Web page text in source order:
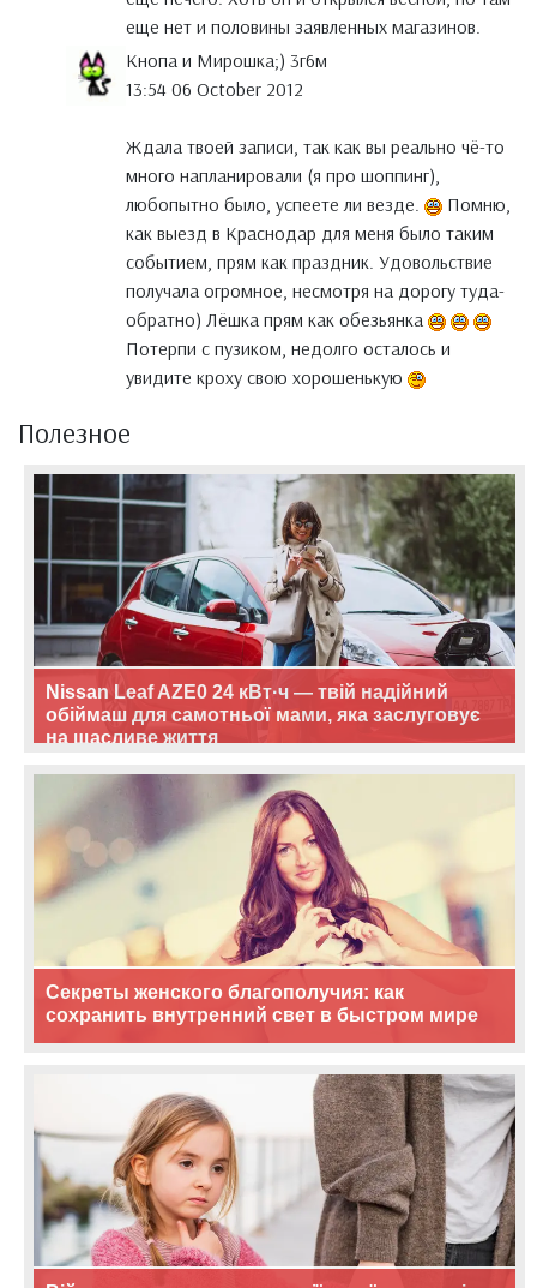
еще нет и половины заявленных магазинов.
Кнопа и Мирошка;) 3г6м
13:54 06 October 2012
Ждала твоей записи, так как вы реально чё-то
много напланировали (я про шоппинг),
любопытно было, успеете ли везде.
Помню,
как выезд в Краснодар для меня было таким
событием, прям как праздник. Удовольствие
получала огромное, несмотря на дорогу туда-
обратно) Лёшка прям как обезьянка
Потерпи с пузиком, недолго осталось и
увидите кроху свою хорошенькую
Полезное
Nissan Leaf AZE0 24 кВт·ч — твій надійний
обіймаш для самотньої мами, яка заслуговує
на щасливе життя
Секреты женского благополучия: как
сохранить внутренний свет в быстром мире